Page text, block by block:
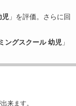
児 」を評価。さらに回
ングスクール 幼児 」
来ます。